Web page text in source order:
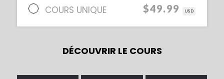
COURS UNIQUE $49.99 USD
DÉCOUVRIR LE COURS